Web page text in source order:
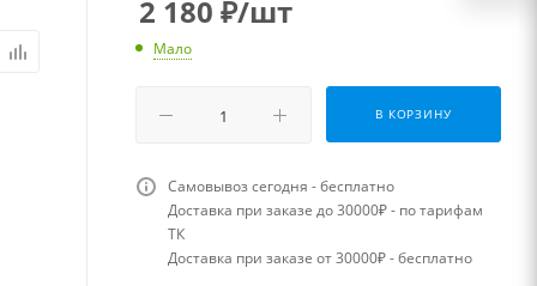
2 180 ₽/шт
Мало
В КОРЗИНУ
Самовывоз сегодня - бесплатно
Доставка при заказе до 30000₽ - по тарифам
ТК
Доставка при заказе от 30000₽ - бесплатно